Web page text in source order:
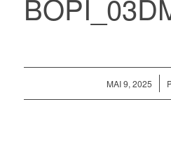
MAI 9, 2025
/